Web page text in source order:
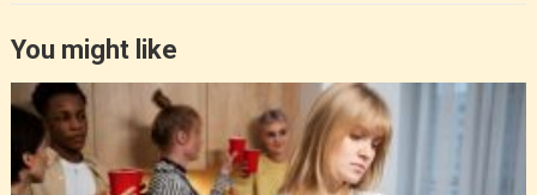
You might like